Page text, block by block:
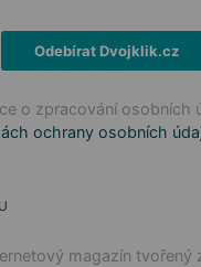
Odebírat Dvojklik.cz
o zpracování osobních
ochrany osobních
magazín tvořený